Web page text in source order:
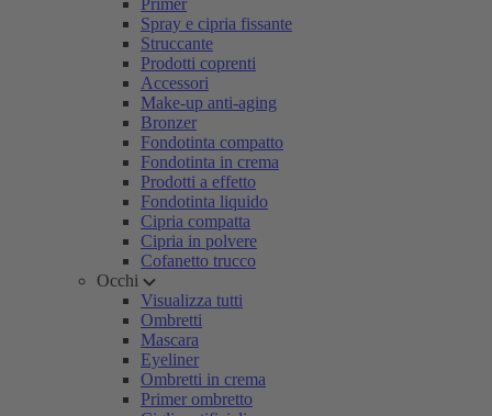
Primer
Spray e cipria fissante
Struccante
Prodotti coprenti
Accessori
Make-up anti-aging
Bronzer
Fondotinta compatto
Fondotinta in crema
Prodotti a effetto
Fondotinta liquido
Cipria compatta
Cipria in polvere
Cofanetto trucco
Occhi
Visualizza tutti
Ombretti
Mascara
Eyeliner
Ombretti in crema
Primer ombretto